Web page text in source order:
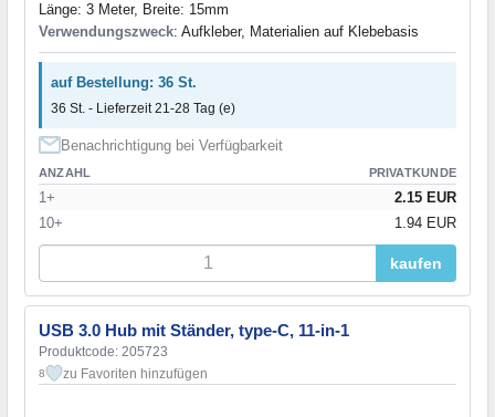
Länge: 3 Meter, Breite: 15mm
Verwendungszweck: Aufkleber, Materialien auf Klebebasis
auf Bestellung: 36 St.
36 St. - Lieferzeit 21-28 Tag (e)
Benachrichtigung bei Verfügbarkeit
ANZAHL PRIVATKUNDE
1+
2.15 EUR
10+
1.94 EUR
kaufen
USB 3.0 Hub mit Ständer, type-С, 11-in-1
Produktcode: 205723
8 zu Favoriten hinzufügen